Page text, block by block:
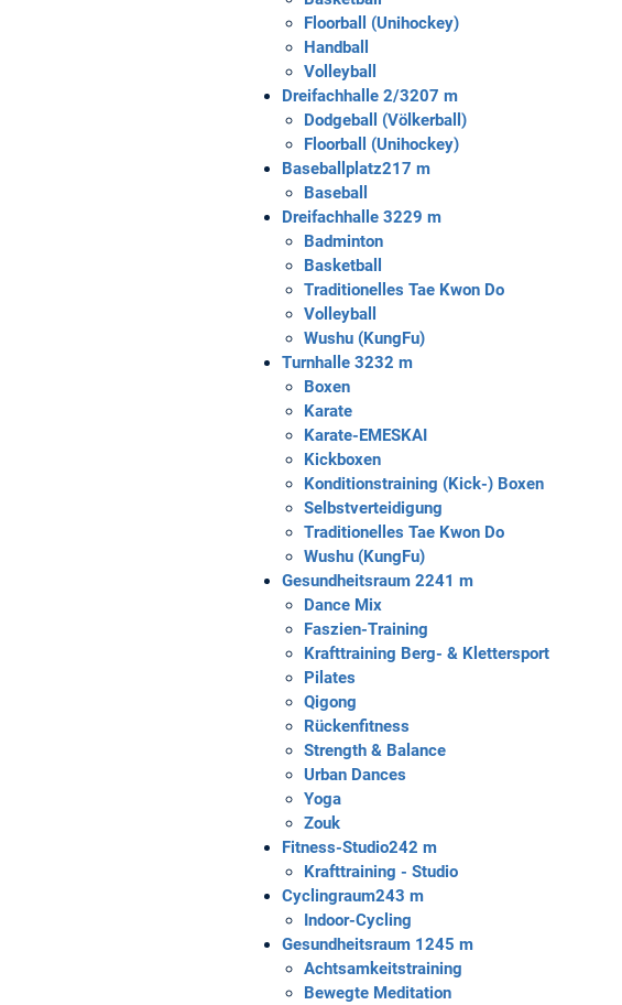
Floorball (Unihockey)
Handball
Volleyball
Dreifachhalle 2/3207 m
Dodgeball (Völkerball)
Floorball (Unihockey)
Baseballplatz217 m
Baseball
Dreifachhalle 3229 m
Badminton
Basketball
Traditionelles Tae Kwon Do
Volleyball
Wushu (KungFu)
Turnhalle 3232 m
Boxen
Karate
Karate-EMESKAI
Kickboxen
Konditionstraining (Kick-) Boxen
Selbstverteidigung
Traditionelles Tae Kwon Do
Wushu (KungFu)
Gesundheitsraum 2241 m
Dance Mix
Faszien-Training
Krafttraining Berg- & Klettersport
Pilates
Qigong
Rückenfitness
Strength & Balance
Urban Dances
Yoga
Zouk
Fitness-Studio242 m
Krafttraining - Studio
Cyclingraum243 m
Indoor-Cycling
Gesundheitsraum 1245 m
Achtsamkeitstraining
Bewegte Meditation